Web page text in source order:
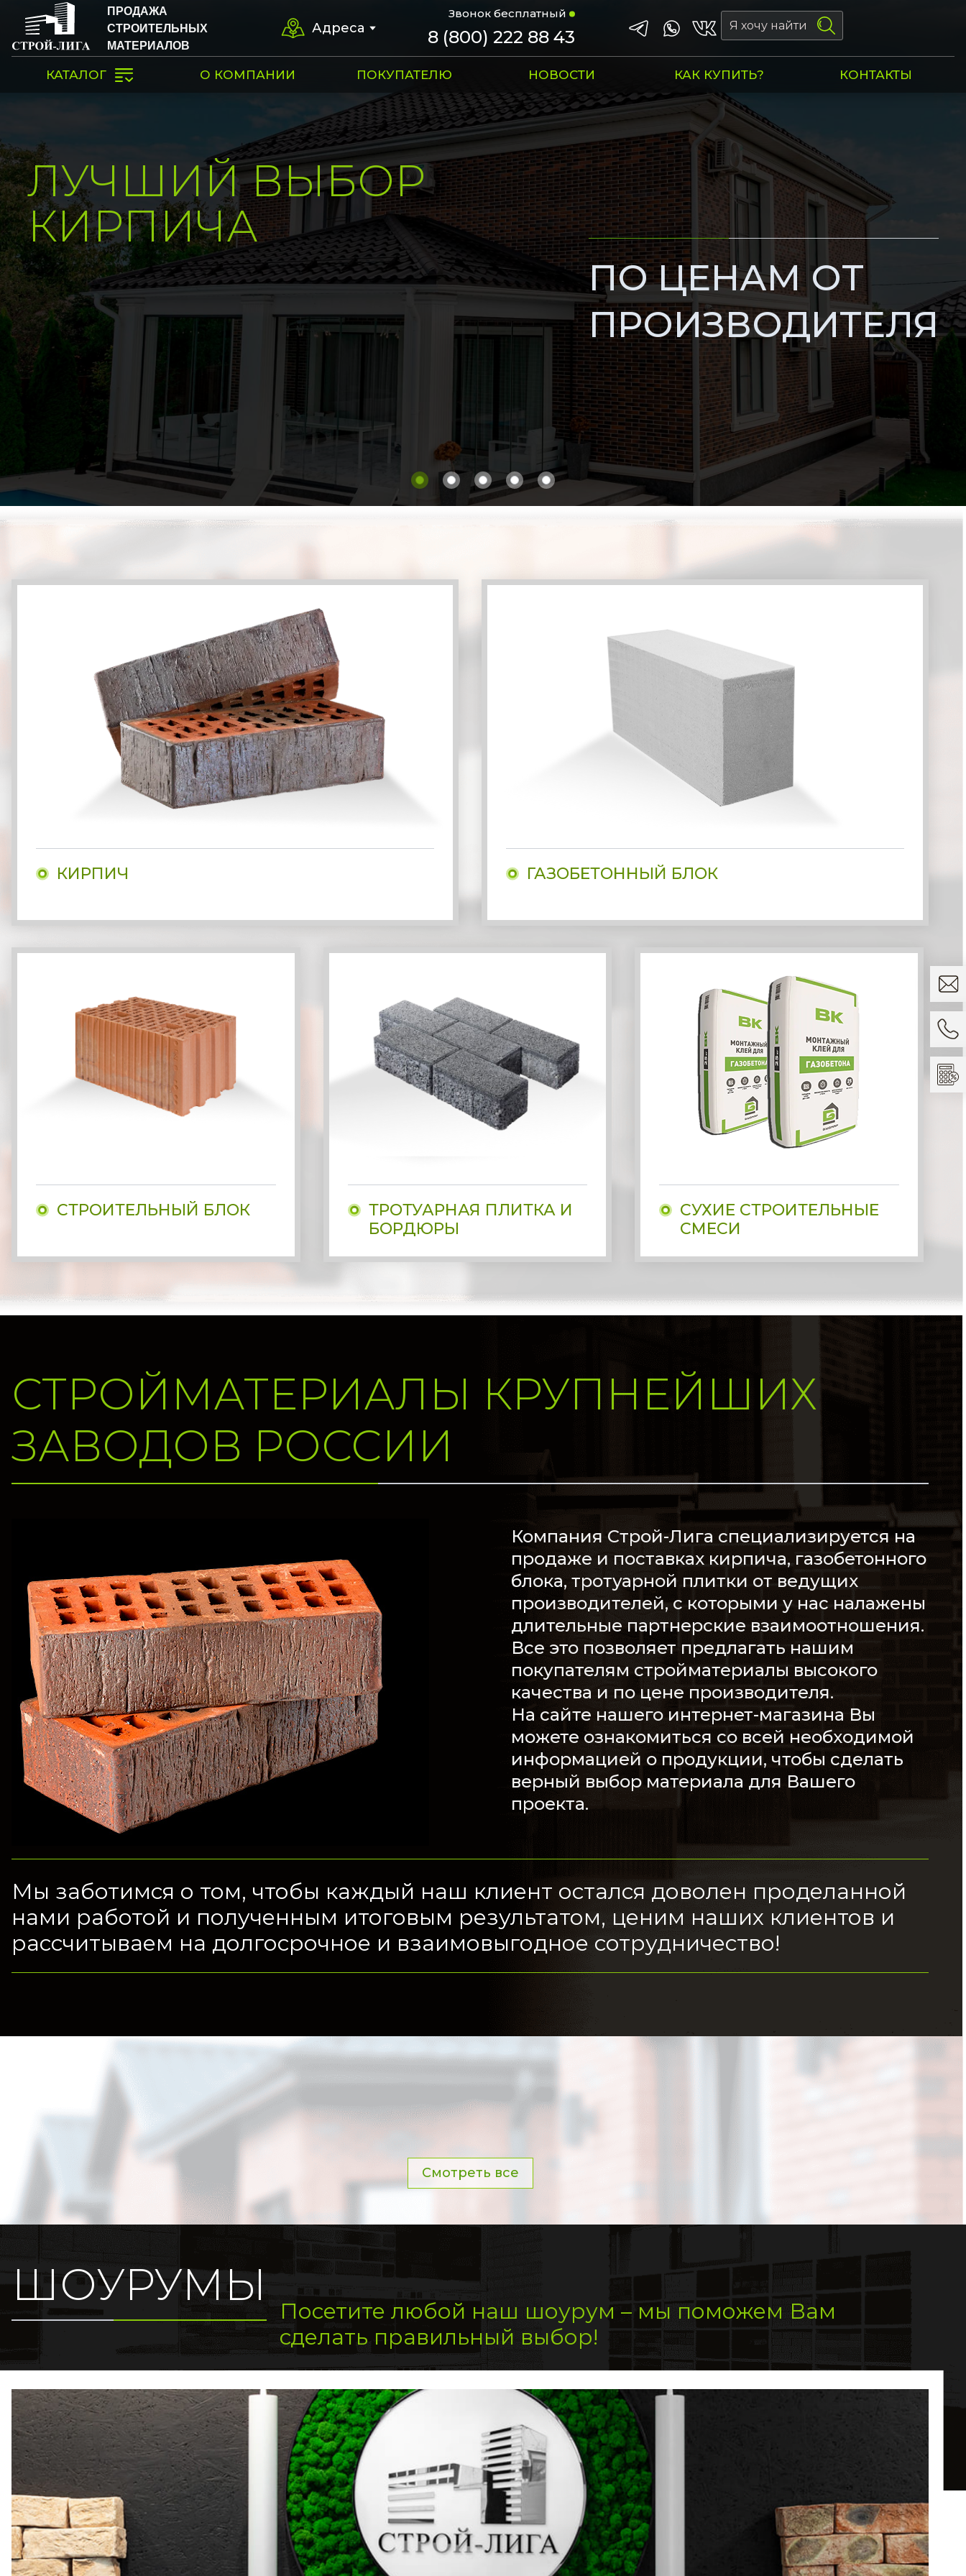
ПРОДАЖА
СТРОИТЕЛЬНЫХ
МАТЕРИАЛОВ
Адреса
Звонок бесплатный
8 (800) 222 88 43
КАТАЛОГ О КОМПАНИИ ПОКУПАТЕЛЮ НОВОСТИ КАК КУПИТЬ? КОНТАКТЫ
ИНДИВИДУАЛЬНЫЕ
СКИДКИ
НА ОБЪЕМ
КИРПИЧ ГАЗОБЕТОННЫЙ БЛОК
СТРОИТЕЛЬНЫЙ БЛОК
ТРОТУАРНАЯ ПЛИТКА И
БОРДЮРЫ
СУХИЕ СТРОИТЕЛЬНЫЕ
СМЕСИ
СТРОЙМАТЕРИАЛЫ КРУПНЕЙШИХ
ЗАВОДОВ РОССИИ
Компания Строй-Лига специализируется на
продаже и поставках кирпича, газобетонного
блока, тротуарной плитки от ведущих
производителей, с которыми у нас налажены
длительные партнерские взаимоотношения.
Все это позволяет предлагать нашим
покупателям стройматериалы высокого
качества и по цене производителя.
На сайте нашего интернет-магазина Вы
можете ознакомиться со всей необходимой
информацией о продукции, чтобы сделать
верный выбор материала для Вашего
проекта.
Мы заботимся о том, чтобы каждый наш клиент остался доволен проделанной
нами работой и полученным итоговым результатом, ценим наших клиентов и
рассчитываем на долгосрочное и взаимовыгодное сотрудничество!
Смотреть все
ШОУРУМЫ
Посетите любой наш шоурум – мы поможем Вам
сделать правильный выбор!
home_url: https://www.stroiliga.ru